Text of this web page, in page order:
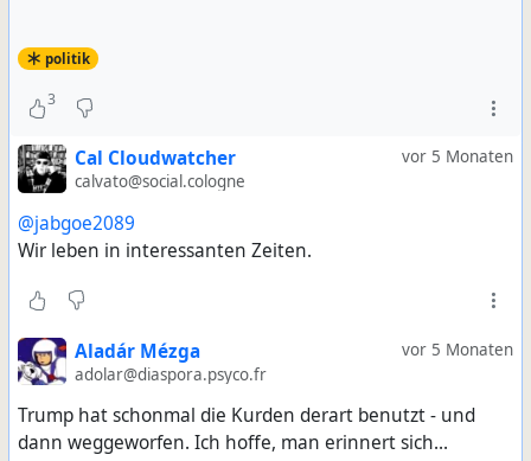
politik
3
vor 5 Monaten
Cal Cloudwatcher
calvato@social.cologne
@jabgoe2089
Wir leben in interessanten Zeiten.
vor 5 Monaten
Aladár Mézga
adolar@diaspora.psyco.fr
Trump hat schonmal die Kurden derart benutzt - und
dann weggeworfen. Ich hoffe, man erinnert sich...